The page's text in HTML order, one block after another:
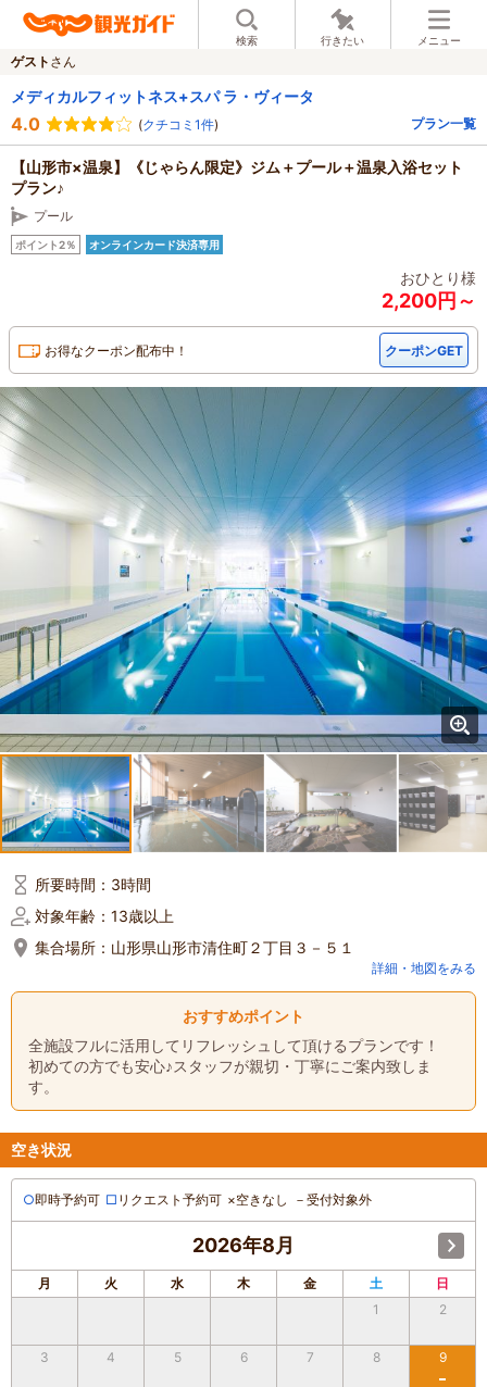
検索 行きたい メニュー
ゲスト さん
メディカルフィットネス+スパ ラ・ヴィータ
4.0 (クチコミ1件) プラン一覧
【山形市×温泉】《じゃらん限定》ジム＋プール＋温泉入浴セット
プラン♪
プール
ポイント2％ オンラインカード決済専用
おひとり様
2,200円～
お得なクーポン配布中！ クーポンGET
所要時間： 3時間
対象年齢： 13歳以上
集合場所： 山形県山形市清住町２丁目３－５１
詳細・地図をみる
おすすめポイント
全施設フルに活用してリフレッシュして頂けるプランです！
初めての方でも安心♪スタッフが親切・丁寧にご案内致しま
す。
空き状況
○即時予約可 □ リクエスト予約可 ×空きなし － 受付対象外
2026年8月
月 火 水 木 金 土
日
1
2
3 4 5 6 7 8 9